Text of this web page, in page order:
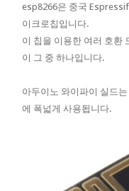
esp8266은 중국
이크로칩입니다.
이 칩을 이용한 여러 호환
이 그 중 하나입니다.
아두이노 와이파이 실드
에 폭넓게 사용됩니다.